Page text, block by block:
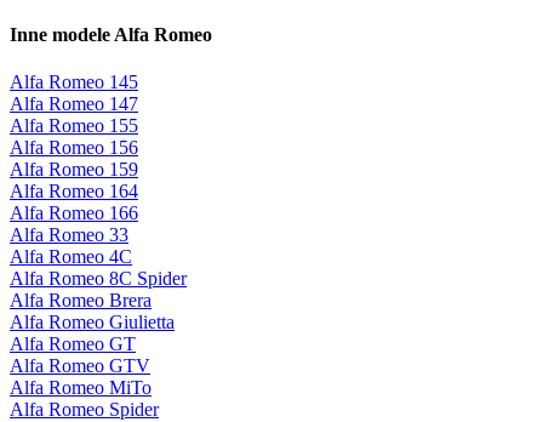
Inne modele Alfa Romeo
Alfa Romeo 145
Alfa Romeo 147
Alfa Romeo 155
Alfa Romeo 156
Alfa Romeo 159
Alfa Romeo 164
Alfa Romeo 166
Alfa Romeo 33
Alfa Romeo 4C
Alfa Romeo 8C Spider
Alfa Romeo Brera
Alfa Romeo Giulietta
Alfa Romeo GT
Alfa Romeo GTV
Alfa Romeo MiTo
Alfa Romeo Spider